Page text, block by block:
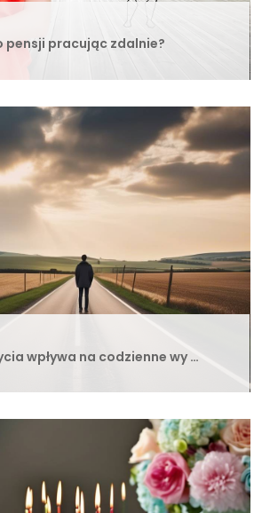
pensji pracując zdalnie?
wpływa na codzienne wy …